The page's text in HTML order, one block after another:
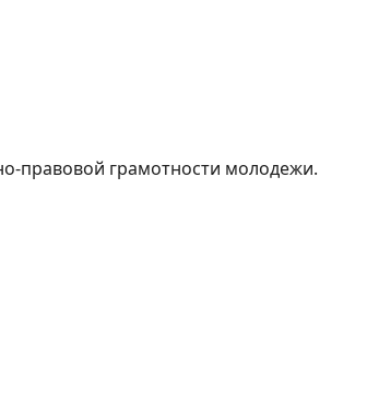
правовой грамотности молодежи.